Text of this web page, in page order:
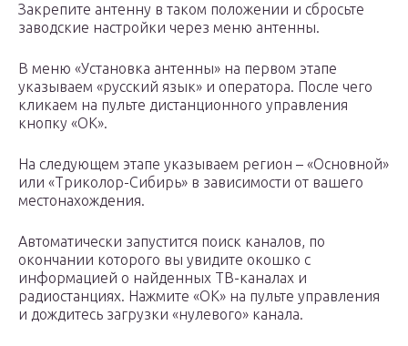
Закрепите антенну в таком положении и сбросьте
заводские настройки через меню антенны.
В меню «Установка антенны» на первом этапе
указываем «русский язык» и оператора. После чего
кликаем на пульте дистанционного управления
кнопку «ОК».
На следующем этапе указываем регион – «Основной»
или «Триколор-Сибирь» в зависимости от вашего
местонахождения.
Автоматически запустится поиск каналов, по
окончании которого вы увидите окошко с
информацией о найденных ТВ-каналах и
радиостанциях. Нажмите «ОК» на пульте управления
и дождитесь загрузки «нулевого» канала.